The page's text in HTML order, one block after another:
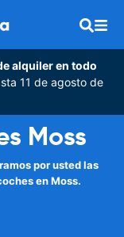
alquiler en todo
11 de agosto de
Moss
por usted las
en Moss.